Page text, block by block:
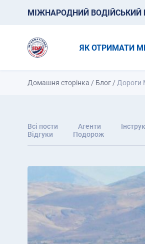
МІЖНАРОДНИЙ ВОДІЙСЬКИЙ
ЯК ОТРИМАТИ
Домашня сторінка / Блог / Дороги
Всі пости Агенти
Відгуки
Подорож